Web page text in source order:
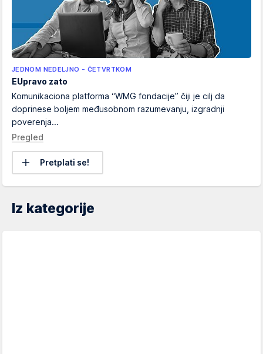
JEDNOM NEDELJNO - ČETVRTKOM
EUpravo zato
Komunikaciona platforma “WMG fondacije” čiji je cilj da
doprinese boljem međusobnom razumevanju, izgradnji
poverenja...
Pregled
Pretplati se!
Iz kategorije